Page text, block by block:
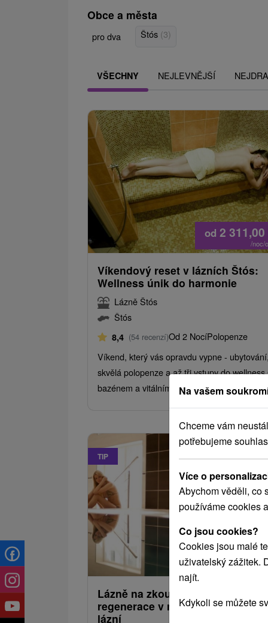
Obce a města
pro dva Štós (3)
VŠECHNY NEJLEVNĚJŠÍ
od 2 311,00
/noc/
Víkendový reset v lázních Štós:
Wellness únik do harmonie
Lázně Štós
Štós
8,4 (54 recenzí)Od 2 NocíPolopenze
Víkend, který vás opravdu vypne - ubytování,
skvělá polopenze a až tři vstupy do wellness
bazénem a vitálním světem.
TIP
od1 682,43
/noc/
Lázně na zkoušku: Léčivá
regenerace v malebném
lázní
Na vašem
Chceme vám
potřebujeme
Více o
Abychom věděli, co
používáme cookies
Co jsou cookies?
Cookies jsou malé
uživatelský zážitek.
najít.
Kdykoli se můžete